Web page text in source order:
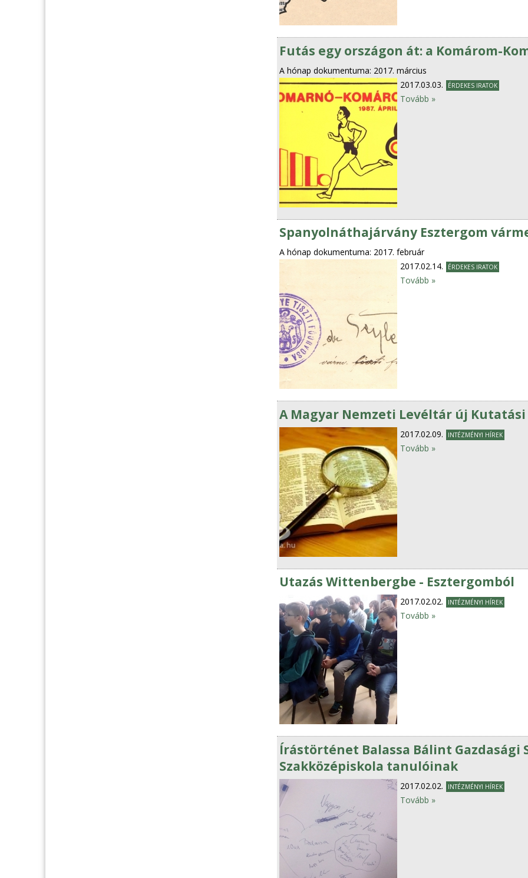
Futás egy országon át: a Komárom-
A hónap dokumentuma: 2017. március
2017.03.03.
ÉRDEKES IRATOK
Tovább »
Spanyolnáthajárvány Esztergom
A hónap dokumentuma: 2017. február
2017.02.14.
ÉRDEKES IRATOK
Tovább »
A Magyar Nemzeti Levéltár új Kutatási
2017.02.09. INTÉZMÉNYI HÍREK
Tovább »
Utazás Wittenbergbe - Esztergomból
2017.02.02. INTÉZMÉNYI HÍREK
Tovább »
Írástörténet Balassa Bálint Gazdasági
Szakközépiskola tanulóinak
2017.02.02. INTÉZMÉNYI HÍREK
Tovább »